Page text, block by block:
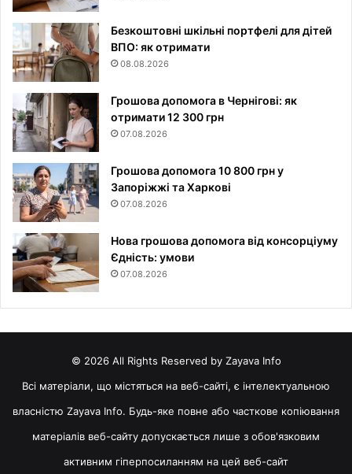
Безкоштовні шкільні портфелі для дітей
ВПО: як отримати
08.08.2026
Грошова допомога в Чернігові: як
отримати 12 300 грн
07.08.2026
Грошова допомога 10 800 грн у
Запоріжжі та Харкові
07.08.2026
Нова грошова допомога від консорціуму
Єдність: умови
07.08.2026
© 2026 All Rights Reserved by Zayava Info
Всі матеріали, що містяться на веб-сайті, є інтелектуальною
власністю Zayava Info. Будь-яке повне або часткове копіювання
матеріалів веб-сайту допускається лише з обов'язковим
активним гіперпосиланням на цей веб-сайт